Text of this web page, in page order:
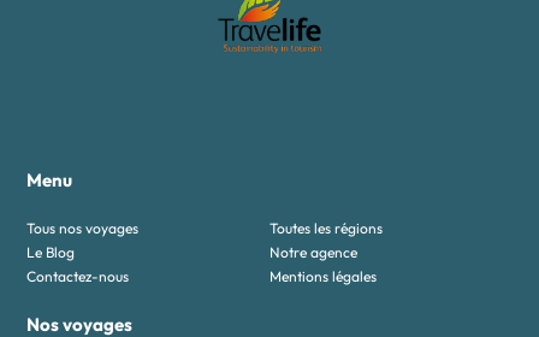
Menu
Tous nos voyages
Toutes les régions
Le Blog
Notre agence
Contactez-nous
Mentions légales
Nos voyages